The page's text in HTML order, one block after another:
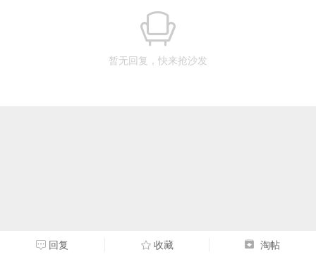
暂无回复，快来抢沙发
回复 收藏 淘帖